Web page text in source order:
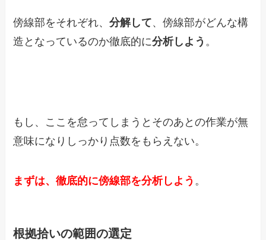
傍線部をそれぞれ、分解して、傍線部がどんな構
造となっているのか徹底的に分析しよう 。
もし、ここを怠ってしまうとそのあとの作業が無
意味になりしっかり点数をもらえない。
まずは、徹底的に傍線部を分析しよう 。
根拠拾いの範囲の選定